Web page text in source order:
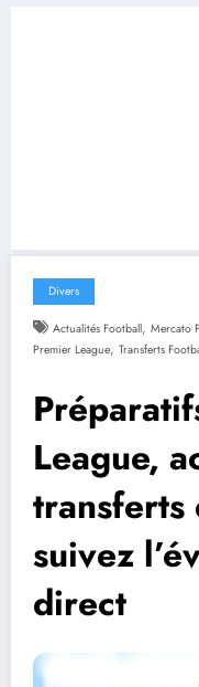
Divers
Actualités Football, Mercato
Premier League, Transferts
League,
suivez
direct